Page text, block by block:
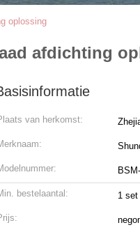
oplossing
afdichting
van herkomst:
bestelaantal: 1 set